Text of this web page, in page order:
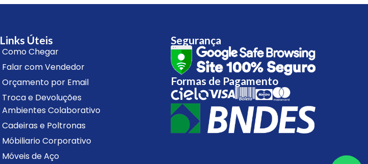
Links Úteis
Como Chegar
Falar com Vendedor
Orçamento por Email
Troca e Devoluções
Ambientes Colaborativo
Cadeiras e Poltronas
Móbiliario Corporativo
Móveis de Aço
Segurança
Formas de Pagamento